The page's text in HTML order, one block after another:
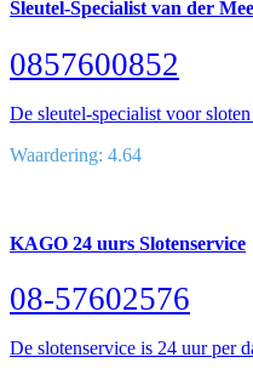
Sleutel-Specialist van der
0857600852
De sleutel-specialist voor
Waardering: 4.64
KAGO 24 uurs Slotenservice
08-57602576
De slotenservice is 24 uur per